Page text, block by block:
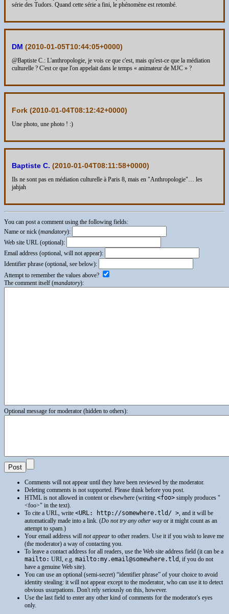
série des Tudors. Quand cette série a fini, le phénomène est retombé.
DM (2010-01-05T10:44:05+0000)
@Baptiste C.: L'anthropologie, je vois ce que c'est, mais qu'est-ce que la médiation
culturelle ? C'est ce que l'on appelait dans le temps « animateur de MJC » ?
Fork (2010-01-04T08:12:42+0000)
Une photo, une photo ! :)
Baptiste C. (2010-01-04T08:11:58+0000)
Ils ne sont pas en médiation culturelle à Paris 8, mais en "Anthropologie"… les
jahjah
You can post a comment using the following fields:
Name or nick (mandatory):
Web site URL (optional):
Email address (optional, will not appear):
Identifier phrase (optional, see below):
Attempt to remember the values above?
The comment itself (mandatory):
Optional message for moderator (hidden to others):
Comments will not appear until they have been reviewed by the moderator.
Deleting comments is not supported. Please think before you post.
HTML is not allowed in content or elsewhere (writing <foo> simply produces
<foo>
in the text).
To cite a URL, write <URL: http://somewhere.tld/ >, and it will be
automatically made into a link. (Do not try any other wayor it might count as an
attempt to spam.)
Your email address will not appear to other readers. Use it if you wish to leave me
(the moderator) a way of contacting you.
To leave a contact address for all readers, use the Web site address field (it can be a
mailto: URI, e.g. mailto:my.email@somewhere.tld, if you do not
have a genuine Web site).
You can use an optional (semi-secret) “identifier phrase” of your choice to avoid
identity stealing: it will not appear except to the moderator, who can use it to detect
obvious usurpations. Don't rely seriously on this, however.
Use the last field to enter any other kind of comments for the moderator's eyes
only.